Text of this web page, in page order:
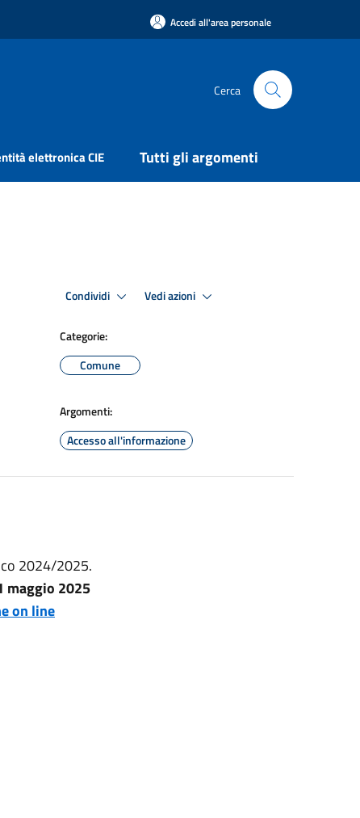
Accedi all'area personale
Cerca
elettronica CIE Tutti gli argomenti
Condividi Vedi azioni
Categorie:
Comune
Argomenti:
Accesso all'informazione
2024/2025.
maggio 2025
on line